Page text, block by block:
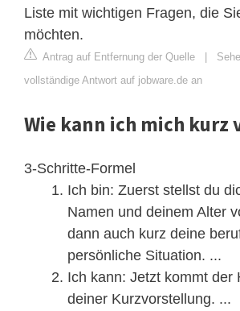
Liste mit wichtigen Fragen, die
möchten.
Antrag auf Entfernung der Quelle |
vollständige Antwort auf jobware.de an
Wie kann ich mich kurz
3-Schritte-Formel
Ich bin: Zuerst stellst du
Namen und deinem Alter
dann auch kurz deine
persönliche Situation. ...
Ich kann: Jetzt kommt der
deiner Kurzvorstellung. ...